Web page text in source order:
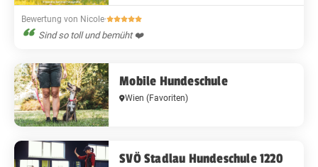
Bewertung von Nicole·
Sind so toll und bemüht ❤️
Mobile Hundeschule
Wien(Favoriten)
SVÖ Stadlau Hundeschule 1220